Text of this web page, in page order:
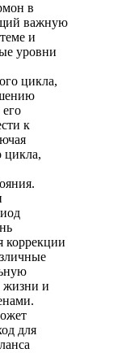
в
важную
и
уровни
цикла,
к
цикла,
коррекции
жизни и
для